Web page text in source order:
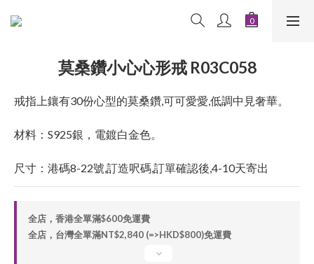
莫桑鑽小心心形戒 R03C058
戒指上鑲有30份心型的莫桑鑽,可可愛愛,低調中見奢華。
材料：S925銀，電鍍白金色。
尺寸：港碼8-22號,訂造呎碼,訂單確認後,4-10天寄出
全店，香港全單滿$600免運費
全店，台灣全單滿NT$2,840 (=>HKD$800)免運費